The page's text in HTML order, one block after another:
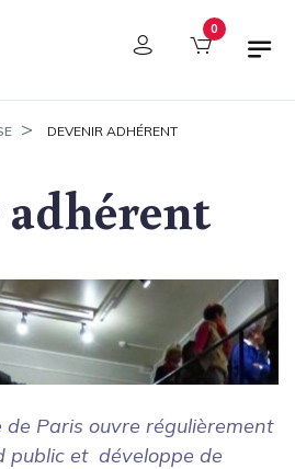
des cookies 0
DEVENIR ADHÉRENT
de Paris ouvre régulièrement
public et développe de